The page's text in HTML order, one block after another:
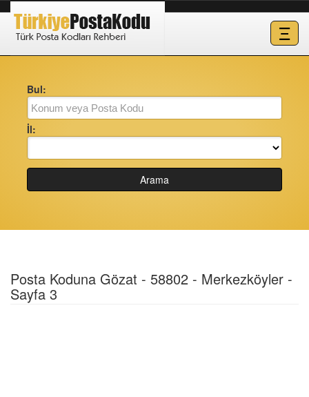
Ξ
Bul:
İl:
Arama
Posta Koduna Gözat - 58802 - Merkezköyler -
Sayfa 3